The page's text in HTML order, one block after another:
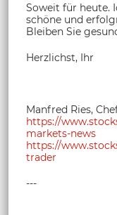
Soweit für heute.
schöne und
Bleiben Sie
Herzlichst, Ihr
Manfred Ries,
https://
markets-news
https://
trader
---